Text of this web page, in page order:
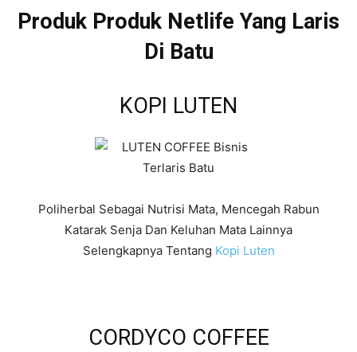
Produk Produk Netlife Yang Laris
Di Batu
KOPI LUTEN
Poliherbal Sebagai Nutrisi Mata, Mencegah Rabun
Katarak Senja Dan Keluhan Mata Lainnya
Selengkapnya Tentang Kopi Luten
CORDYCO COFFEE